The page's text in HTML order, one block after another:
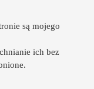
są mojego
ich bez